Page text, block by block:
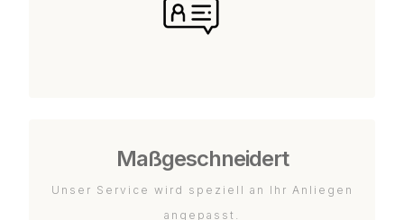
Maßgeschneidert
Unser Service wird speziell an Ihr Anliegen
angepasst.